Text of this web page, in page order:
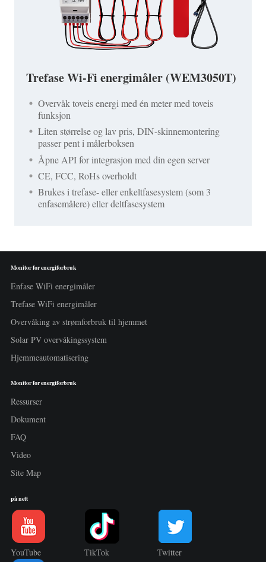
Trefase Wi-Fi energimåler (WEM3050T)
Overvåk toveis energi med én meter med toveis
funksjon
Liten størrelse og lav pris, DIN-skinnemontering
passer pent i målerboksen
Åpne API for integrasjon med din egen server
CE, FCC, RoHs overholdt
Brukes i trefase- eller enkeltfasesystem (som 3
enfasemålere) eller deltfasesystem
Monitor for energiforbruk
Enfase WiFi energimåler
Trefase WiFi energimåler
Overvåking av strømforbruk til hjemmet
Solar PV overvåkingssystem
Hjemmeautomatisering
Monitor for energiforbruk
Ressurser
Dokument
FAQ
Video
Site Map
på nett
YouTube TikTok Twitter